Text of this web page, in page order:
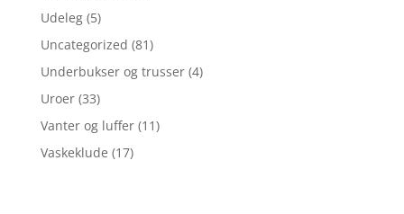
Udeleg (5)
Uncategorized (81)
Underbukser og trusser (4)
Uroer (33)
Vanter og luffer (11)
Vaskeklude (17)